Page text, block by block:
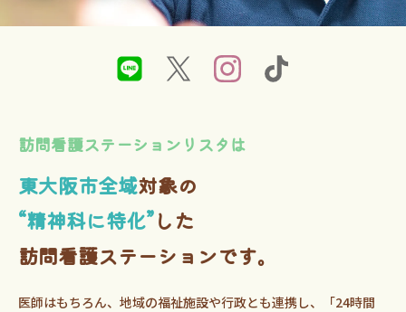
訪問看護ステーションリスタは
東大阪市全域対象の
“精神科に特化”した
訪問看護ステーションです。
医師はもちろん、地域の福祉施設や行政とも連携し、「24時間